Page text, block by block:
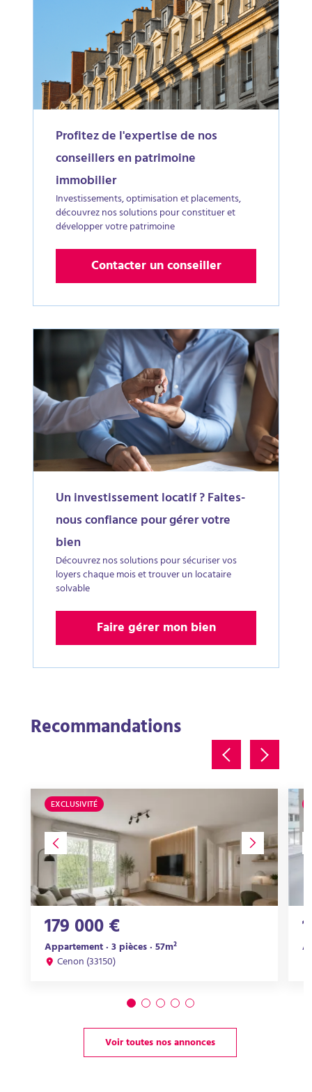
Profitez de l'expertise de nos
conseillers en patrimoine
immobilier
Investissements, optimisation et placements,
découvrez nos solutions pour constituer et
développer votre patrimoine
Contacter un conseiller
Un investissement locatif ? Faites-
nous confiance pour gérer votre
bien
Découvrez nos solutions pour sécuriser vos
loyers chaque mois et trouver un locataire
solvable
Faire gérer mon bien
Recommandations
EXCLUSIVITÉ
179 000 €
Appartement · 3 pièces · 57m²
Cenon (33150)
Voir toutes nos annonces